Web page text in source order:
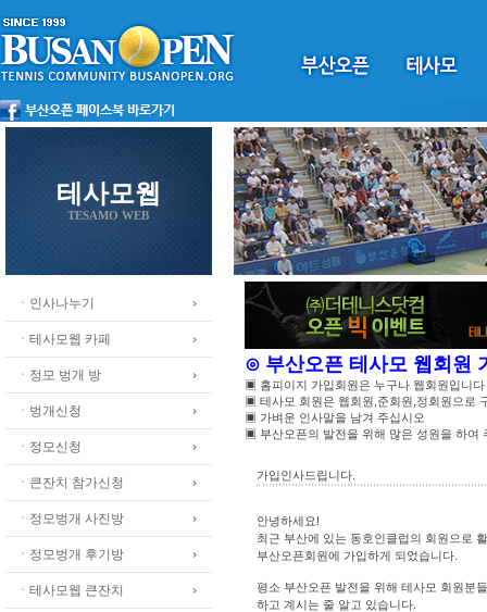
테사모웹
TESAMO WEB
ㆍ인사나누기
ㆍ테사모웹 카페
ㆍ정모 벙개 방
ㆍ벙개신청
ㆍ정모신청
ㆍ큰잔치 참가신청
ㆍ정모벙개 사진방
ㆍ정모벙개 후기방
ㆍ테사모웹 큰잔치
⊙ 부산오픈 테사모 웹회원
▣ 홈피이지 가입회원은 누구나 웹회원입니다
▣ 테사모 회원은 웹회원,준회원,정회원으로
▣ 가벼운 인사말을 남겨 주십시오
▣ 부산오픈의 발전을 위해 많은 성원을 하여
가입인사드립니다.
안녕하세요!
최근 부산에 있는 동호인클럽의 회원으로
부산오픈회원에 가입하게 되었습니다.
평소 부산오픈 발전을 위해 테사모 회원분
하고 계시는 줄 알고 있습니다.